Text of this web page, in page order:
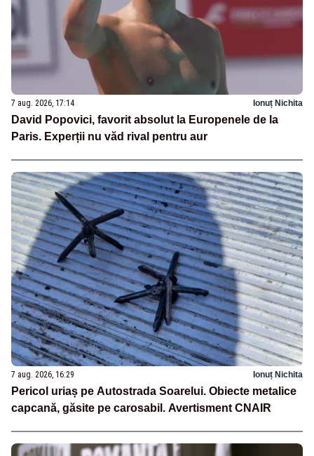
7 aug. 2026, 17:14 Ionuț Nichita
David Popovici, favorit absolut la Europenele de la
Paris. Experții nu văd rival pentru aur
7 aug. 2026, 16:29 Ionuț Nichita
Pericol uriaș pe Autostrada Soarelui. Obiecte metalice
capcană, găsite pe carosabil. Avertisment CNAIR